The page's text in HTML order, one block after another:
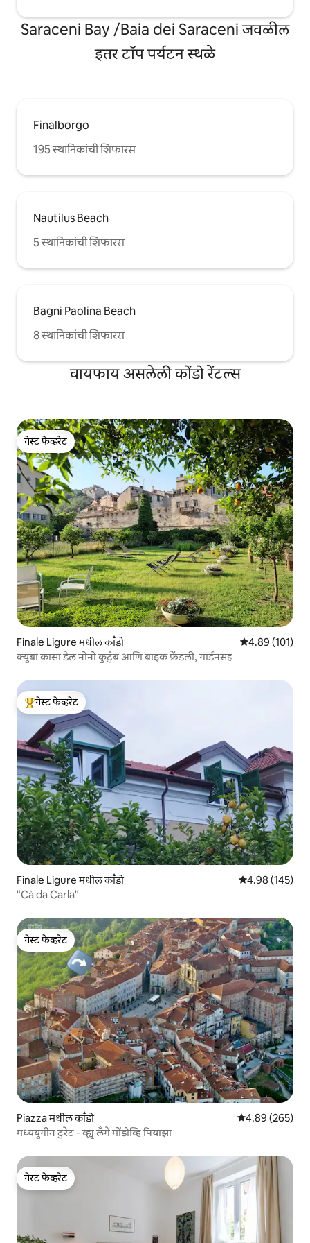
Saraceni Bay /Baia dei Saraceni जवळील
इतर टॉप पर्यटन स्थळे
Finalborgo
195 स्थानिकांची शिफारस
Nautilus Beach
5 स्थानिकांची शिफारस
Bagni Paolina Beach
8 स्थानिकांची शिफारस
वायफाय असलेली कोंडो रेंटल्स
गेस्ट फेव्हरेट
गेस्ट फेव्हरेट
Finale Ligure मधील काँडो 5 पैकी 4.89
4.89 (101)
क्युबा कासा डेल नोनो कुटुंब आणि बाइक फ्रेंडली, गार्डनसह
टॉप गेस्ट फेव्हरेट
गेस्ट फेव्हरेट
Finale Ligure मधील काँडो 5 पैकी 4.98
4.98 (145)
"Cà da Carla"
गेस्ट फेव्हरेट
गेस्ट फेव्हरेट
Piazza मधील काँडो 5 पैकी 4.89
4.89 (265)
मध्ययुगीन टुरेट - व्ह्यू लँगे मोंडोव्हि पियाझा
गेस्ट फेव्हरेट
गेस्ट फेव्हरेट